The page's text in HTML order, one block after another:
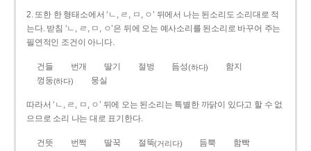
2. 또한 한 형태소에서 ‘ㄴ, ㄹ, ㅁ, ㅇ’ 뒤에서 나는 된소리도 소리대로 적
는다. 받침 ‘ㄴ, ㄹ, ㅁ, ㅇ’은 뒤에 오는 예사소리를 된소리로 바꾸어 주는
필연적인 조건이 아니다.
건들 번개 딸기 절벙 듬성(하다)
함지
껑둥(하다) 뭉실
따라서 ‘ㄴ, ㄹ, ㅁ, ㅇ’ 뒤에 오는 된소리는 특별한 까닭이 있다고 할 수 없
으므로 소리 나는 대로 표기한다.
건뜻 번쩍 딸꾹 절뚝(거리다) 듬뿍
함빡